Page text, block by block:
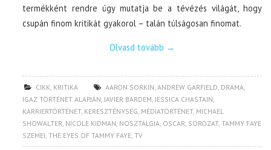
termékként rendre úgy mutatja be a tévézés világát, hogy
csupán finom kritikát gyakorol – talán túlságosan finomat.
Olvasd tovább →
CIKK, KRITIKA AARON SORKIN,ANDREW GARFIELD, DRÁMA,
IGAZ TÖRTÉNET ALAPJÁN,JAVIER BARDEM,JESSICA CHASTAIN,
KARRIERTÖRTÉNET, KERESZTÉNYSÉG, MÉDIATÖRTÉNET, MICHAEL
SHOWALTER, NICOLE KIDMAN, NOSZTALGIA, OSCAR, SOROZAT,TAMMY FAYE
SZEMEI,THE EYES OF TAMMY FAYE,TV